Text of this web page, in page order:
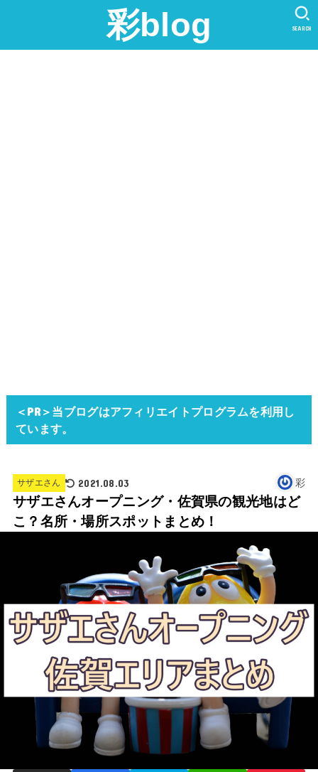
彩blog SEARCH
＜PR＞当ブログはアフィリエイトプログラムを利用し
ています。
サザエさん 2021.08.03 彩
サザエさんオープニング・佐賀県の観光地はど
こ？名所・場所スポットまとめ！